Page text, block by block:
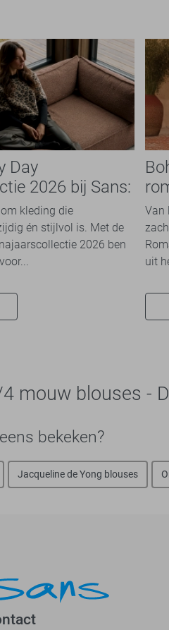
Day
2026 bij Sans:
in
kleding die
én stijlvol is. Met de
2026 ben
dit
Van
uit
mouw blouses -
bekeken?
Jacqueline de Yong blouses